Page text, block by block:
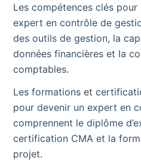
Les compétences clés
expert en contrôle de
des outils de gestion, la
données financières et la
comptables.
Les formations et
pour devenir un expert en
comprennent le diplôme
certification CMA et la
projet.